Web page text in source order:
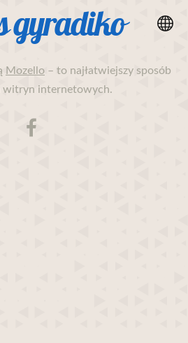
gyradiko
Mozello – to najłatwiejszy sposób
witryn internetowych.